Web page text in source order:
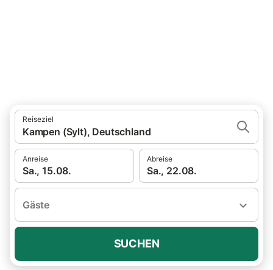
Reiseziel
Kampen (Sylt), Deutschland
Anreise
Sa., 15.08.
Abreise
Sa., 22.08.
Gäste
SUCHEN